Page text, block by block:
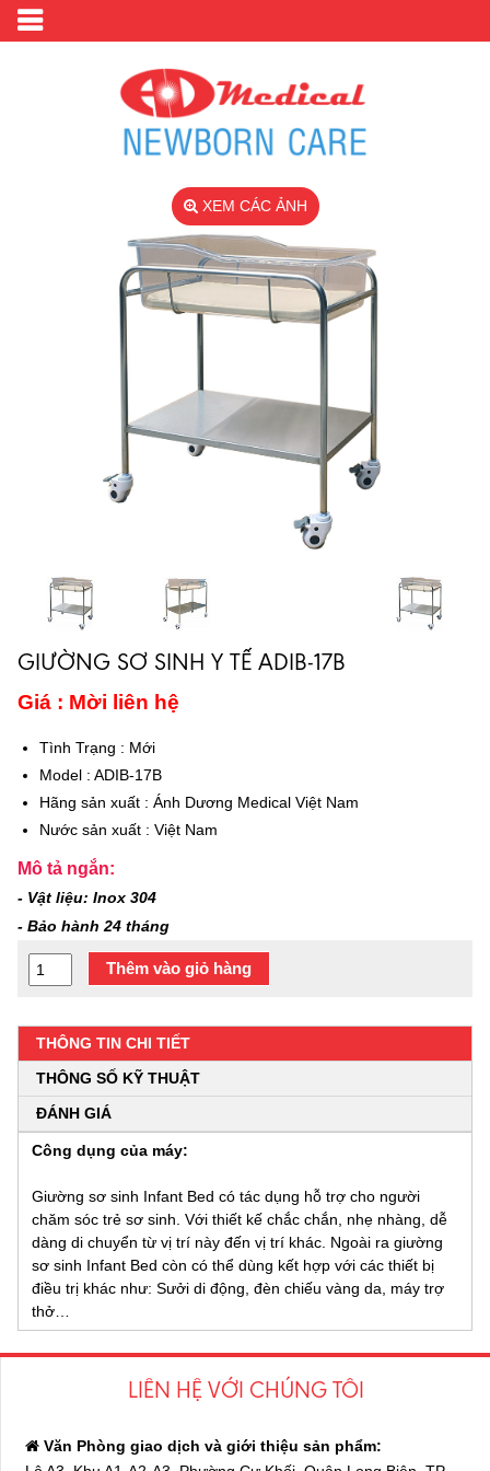
XEM CÁC ẢNH
GIƯỜNG SƠ SINH Y TẾ ADIB-17B
Giá : Mời liên hệ
Tình Trạng : Mới
Model : ADIB-17B
Hãng sản xuất : Ánh Dương Medical Việt Nam
Nước sản xuất : Việt Nam
Mô tả ngắn:
- Vật liệu: Inox 304
- Bảo hành 24 tháng
Thêm vào giỏ hàng
THÔNG TIN CHI TIẾT
THÔNG SỐ KỸ THUẬT
ĐÁNH GIÁ
Công dụng của máy:
Giường sơ sinh Infant Bed có tác dụng hỗ trợ cho người
chăm sóc trẻ sơ sinh. Với thiết kế chắc chắn, nhẹ nhàng, dễ
dàng di chuyển từ vị trí này đến vị trí khác. Ngoài ra giường
sơ sinh Infant Bed còn có thể dùng kết hợp với các thiết bị
điều trị khác như: Sưởi di động, đèn chiếu vàng da, máy trợ
thở…
LIÊN HỆ VỚI CHÚNG TÔI
Văn Phòng giao dịch và giới thiệu sản phẩm: